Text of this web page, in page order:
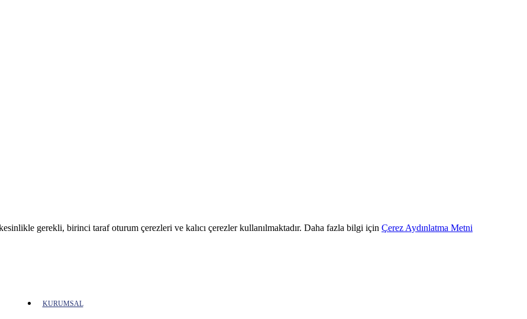
gerekli, birinci taraf oturum çerezleri ve kalıcı çerezler kullanılmaktadır. Daha fazla bilgi için Çerez Aydınlatma Metni
KURUMSAL